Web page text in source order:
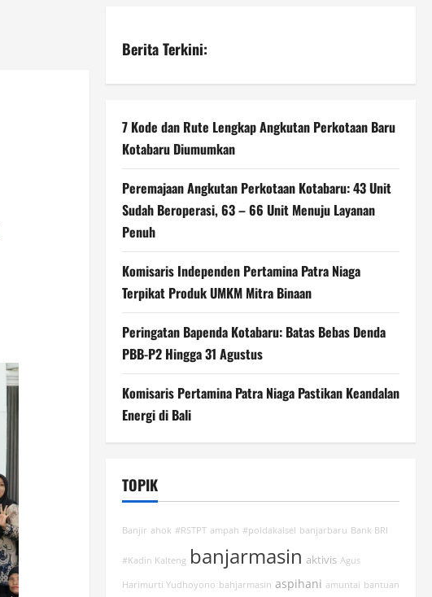
Berita Terkini:
7 Kode dan Rute Lengkap Angkutan Perkotaan Baru
Kotabaru Diumumkan
Peremajaan Angkutan Perkotaan Kotabaru: 43 Unit
Sudah Beroperasi, 63 – 66 Unit Menuju Layanan
Penuh
Komisaris Independen Pertamina Patra Niaga
Terpikat Produk UMKM Mitra Binaan
Peringatan Bapenda Kotabaru: Batas Bebas Denda
PBB-P2 Hingga 31 Agustus
Komisaris Pertamina Patra Niaga Pastikan Keandalan
Energi di Bali
TOPIK
Banjir ahok #RSTPT ampah #poldakalsel banjarbaru Bank BRI
#Kadin Kalteng banjarmasin aktivis Agus
Harimurti Yudhoyono bahjarmasin aspihani amuntai bantuan